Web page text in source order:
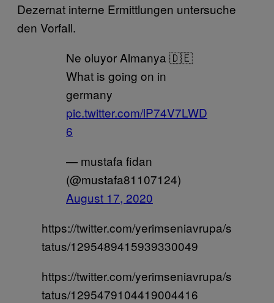
Dezernat interne Ermittlungen untersuche
den Vorfall.
Ne oluyor Almanya 🇩🇪
What is going on in
germany
pic.twitter.com/lP74V7LWD
6
— mustafa fidan
(@mustafa81107124)
August 17, 2020
https://twitter.com/yerimseniavrupa/s
tatus/1295489415939330049
https://twitter.com/yerimseniavrupa/s
tatus/1295479104419004416